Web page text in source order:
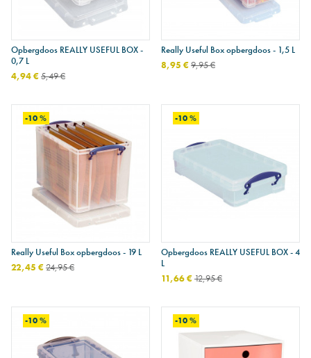
Opbergdoos REALLY USEFUL BOX -
0,7 L
4,94 €5,49 €
Really Useful Box opbergdoos - 1,5 L
8,95 €9,95 €
-10 %
Really Useful Box opbergdoos - 19 L
22,45 €24,95 €
-10 %
Opbergdoos REALLY USEFUL BOX - 4
L
11,66 €12,95 €
-10 % -10 %